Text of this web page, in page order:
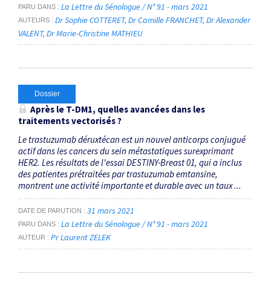
PARU DANS La Lettre du Sénologue / N° 91 - mars 2021
AUTEURS Dr Sophie COTTERET Dr Camille FRANCHET Dr Alexander
VALENT Dr Marie-Christine MATHIEU
Dossier
Après le T-DM1, quelles avancées dans les
traitements vectorisés ?
Le trastuzumab déruxtécan est un nouvel anticorps conjugué
actif dans les cancers du sein métastatiques surexprimant
HER2. Les résultats de l'essai DESTINY-Breast 01, qui a inclus
des patientes prétraitées par trastuzumab emtansine,
montrent une activité importante et durable avec un taux ...
DATE DE PARUTION 31 mars 2021
PARU DANS La Lettre du Sénologue / N° 91 - mars 2021
AUTEUR Pr Laurent ZELEK